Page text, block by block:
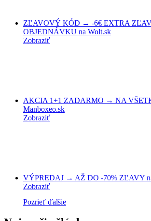
ZĽAVOVÝ KÓD → -6€ EXTRA
OBJEDNÁVKU na Wolt.sk
Zobraziť
AKCIA 1+1 ZADARMO → NA
Manboxeo.sk
Zobraziť
VÝPREDAJ → AŽ DO -70% ZĽAVY
Zobraziť
Pozrieť ďalšie